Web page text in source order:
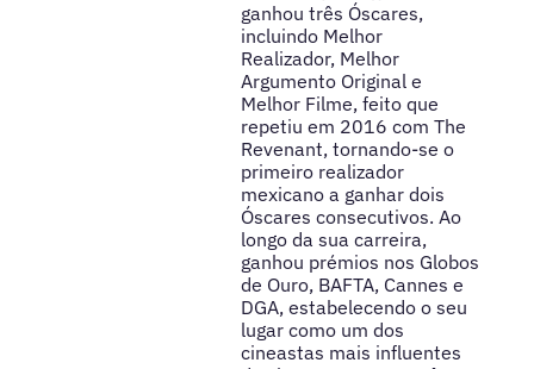
ganhou três Óscares,
incluindo Melhor
Realizador, Melhor
Argumento Original e
Melhor Filme, feito que
repetiu em 2016 com The
Revenant, tornando-se o
primeiro realizador
mexicano a ganhar dois
Óscares consecutivos. Ao
longo da sua carreira,
ganhou prémios nos Globos
de Ouro, BAFTA, Cannes e
DGA, estabelecendo o seu
lugar como um dos
cineastas mais influentes